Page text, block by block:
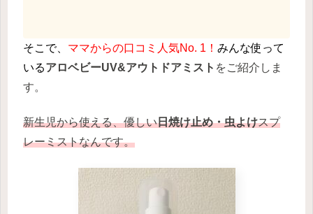
そこで、 ママからの口コミ人気No. 1！ みんな使って
いるアロベビーUV&アウトドアミスト をご紹介しま
す。
新生児から使える、優しい日焼け止め・虫よけスプ
レーミストなんです。